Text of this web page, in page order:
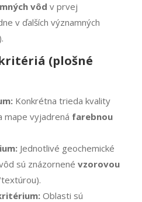
vôd v prvej
v ďalších významných
(plošné
Konkrétna trieda kvality
mape vyjadrená farebnou
Jednotlivé geochemické
sú znázornené vzorovou
Oblasti sú